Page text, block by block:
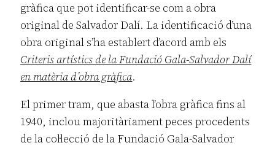
gràfica que pot identificar-se com a obra
original de Salvador Dalí. La identificació d’una
obra original s’ha establert d’acord amb els
Criteris artístics de la Fundació Gala-Salvador Dalí
en matèria d’obra gràfica.
El primer tram, que abasta l’obra gràfica fins al
1940, inclou majoritàriament peces procedents
de la col·lecció de la Fundació Gala-Salvador